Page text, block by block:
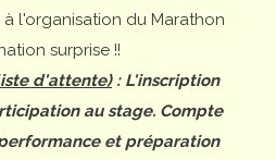
l'organisation du Marathon
surprise !!
d'attente): L'inscription
au stage. Compte
et préparation